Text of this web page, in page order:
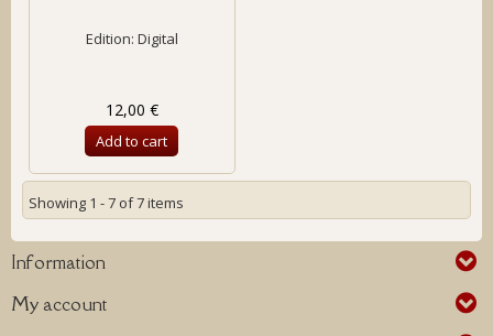
Edition: Digital
12,00 €
Add to cart
Showing 1 - 7 of 7 items
Information
My account